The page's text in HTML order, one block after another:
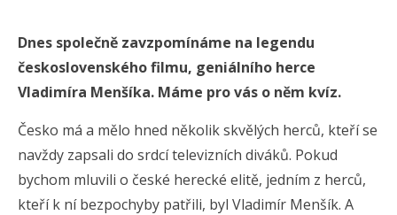
Dnes společně zavzpomínáme na legendu
československého filmu, geniálního herce
Vladimíra Menšíka. Máme pro vás o něm kvíz.
Česko má a mělo hned několik skvělých herců, kteří se
navždy zapsali do srdcí televizních diváků. Pokud
bychom mluvili o české herecké elitě, jedním z herců,
kteří k ní bezpochyby patřili, byl Vladimír Menšík. A